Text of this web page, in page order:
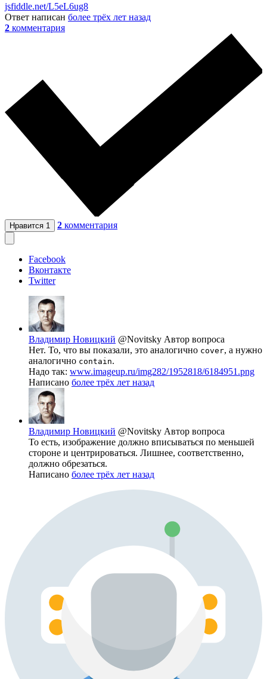
jsfiddle.net/L5eL6ug8
Ответ написан более трёх лет назад
2 комментария
Нравится 1 2 комментария
Facebook
Вконтакте
Twitter
Владимир Новицкий @Novitsky Автор вопроса
Нет. То, что вы показали, это аналогично cover, а нужно
аналогично contain.
Надо так: www.imageup.ru/img282/1952818/6184951.png
Написано более трёх лет назад
Владимир Новицкий @Novitsky Автор вопроса
То есть, изображение должно вписываться по меньшей
стороне и центрироваться. Лишнее, соответственно,
должно обрезаться.
Написано более трёх лет назад